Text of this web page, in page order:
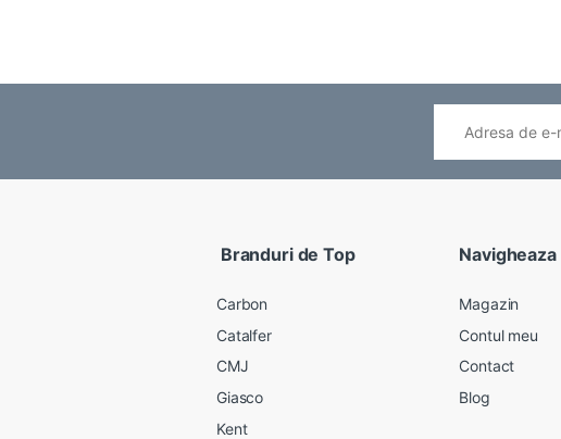
Branduri de Top
Carbon
Catalfer
CMJ
Giasco
Kent
Navigheaza
Magazin
Contul meu
Contact
Blog